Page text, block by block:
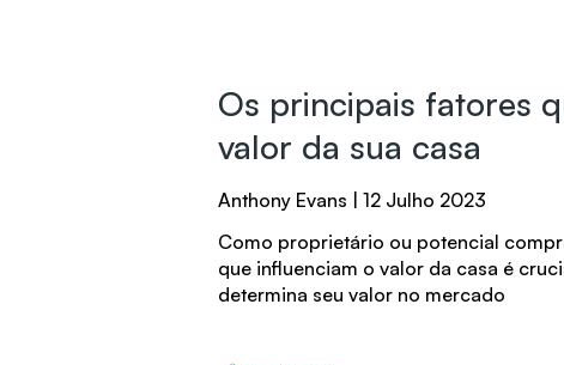
Os principais fatores
valor da sua casa
Anthony Evans
12 Julho 2023
Como proprietário ou potencial
que influenciam o valor da casa é
determina seu valor no mercado